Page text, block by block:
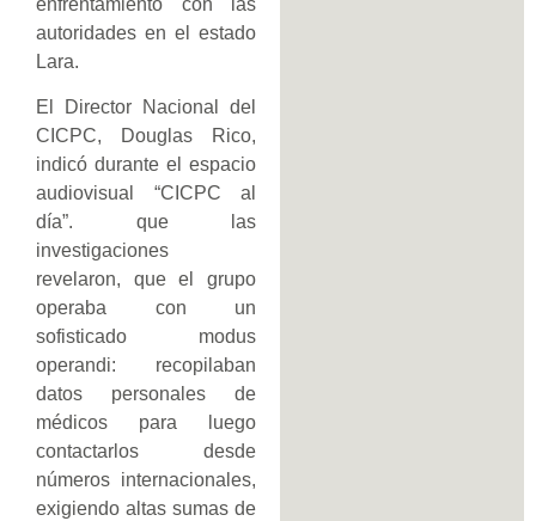
autoridades en el estado
Lara.
El Director Nacional del
CICPC, Douglas Rico,
indicó durante el espacio
audiovisual “CICPC al
día”. que las
investigaciones
revelaron, que el grupo
operaba con un
sofisticado modus
operandi: recopilaban
datos personales de
médicos para luego
contactarlos desde
números internacionales,
exigiendo altas sumas de